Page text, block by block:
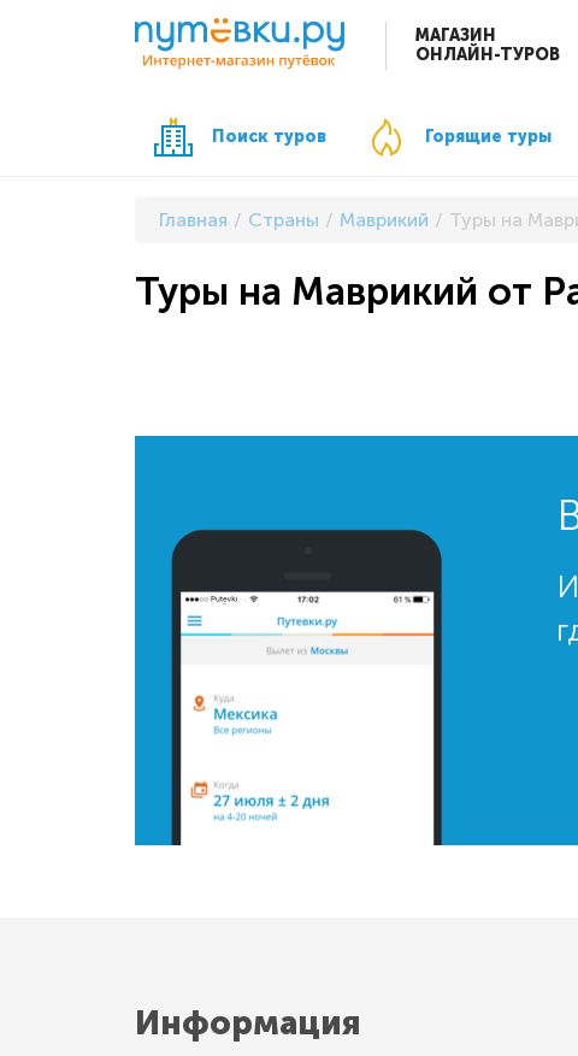
МАГАЗИН
ОНЛАЙН-ТУРОВ
Поиск туров Горящие туры
Главная Страны Маврикий Туры на
Туры на Маврикий от
Информация